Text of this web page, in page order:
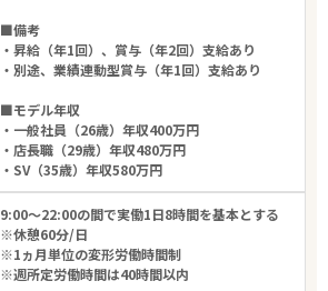
■備考
・昇給（年1回）、賞与（年2回）支給あり
・別途、業績連動型賞与（年1回）支給あり
■モデル年収
・一般社員（26歳）年収400万円
・店長職（29歳）年収480万円
・SV（35歳）年収580万円
9:00～22:00の間で実働1日8時間を基本とする
※休憩60分/日
※1ヵ月単位の変形労働時間制
※週所定労働時間は40時間以内